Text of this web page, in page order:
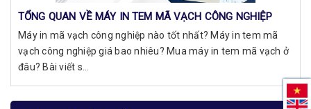
TỔNG QUAN VỀ MÁY IN TEM MÃ VẠCH CÔNG NGHIỆP
Máy in mã vạch công nghiệp nào tốt nhất? Máy in tem mã
vạch công nghiệp giá bao nhiêu? Mua máy in tem mã vạch ở
đâu? Bài viết s...